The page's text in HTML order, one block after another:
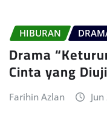
HIBURAN
Drama
Cinta yang
Farihin Azlan